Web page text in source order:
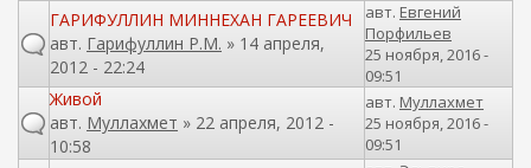
ГАРИФУЛЛИН МИННЕХАН ГАРЕЕВИЧ
авт. Гарифуллин Р.М. » 14 апреля,
2012 - 22:24
авт. Евгений
Порфильев
25 ноября, 2016 -
09:51
Живой
авт. Муллахмет » 22 апреля, 2012 -
10:58
авт. Муллахмет
25 ноября, 2016 -
09:51